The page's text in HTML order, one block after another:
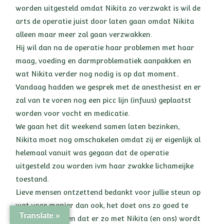
worden uitgesteld omdat Nikita zo verzwakt is wil de
arts de operatie juist door laten gaan omdat Nikita
alleen maar meer zal gaan verzwakken.
Hij wil dan na de operatie haar problemen met haar
maag, voeding en darmproblematiek aanpakken en
wat Nikita verder nog nodig is op dat moment..
Vandaag hadden we gesprek met de anesthesist en er
zal van te voren nog een picc lijn (infuus) geplaatst
worden voor vocht en medicatie.
We gaan het dit weekend samen laten bezinken,
Nikita moet nog omschakelen omdat zij er eigenlijk al
helemaal vanuit was gegaan dat de operatie
uitgesteld zou worden ivm haar zwakke lichameijke
toestand.
Lieve mensen ontzettend bedankt voor jullie steun op
wat voor manier dan ook, het doet ons zo goed te
lezen en te horen dat er zo met Nikita (en ons) wordt
Translate »